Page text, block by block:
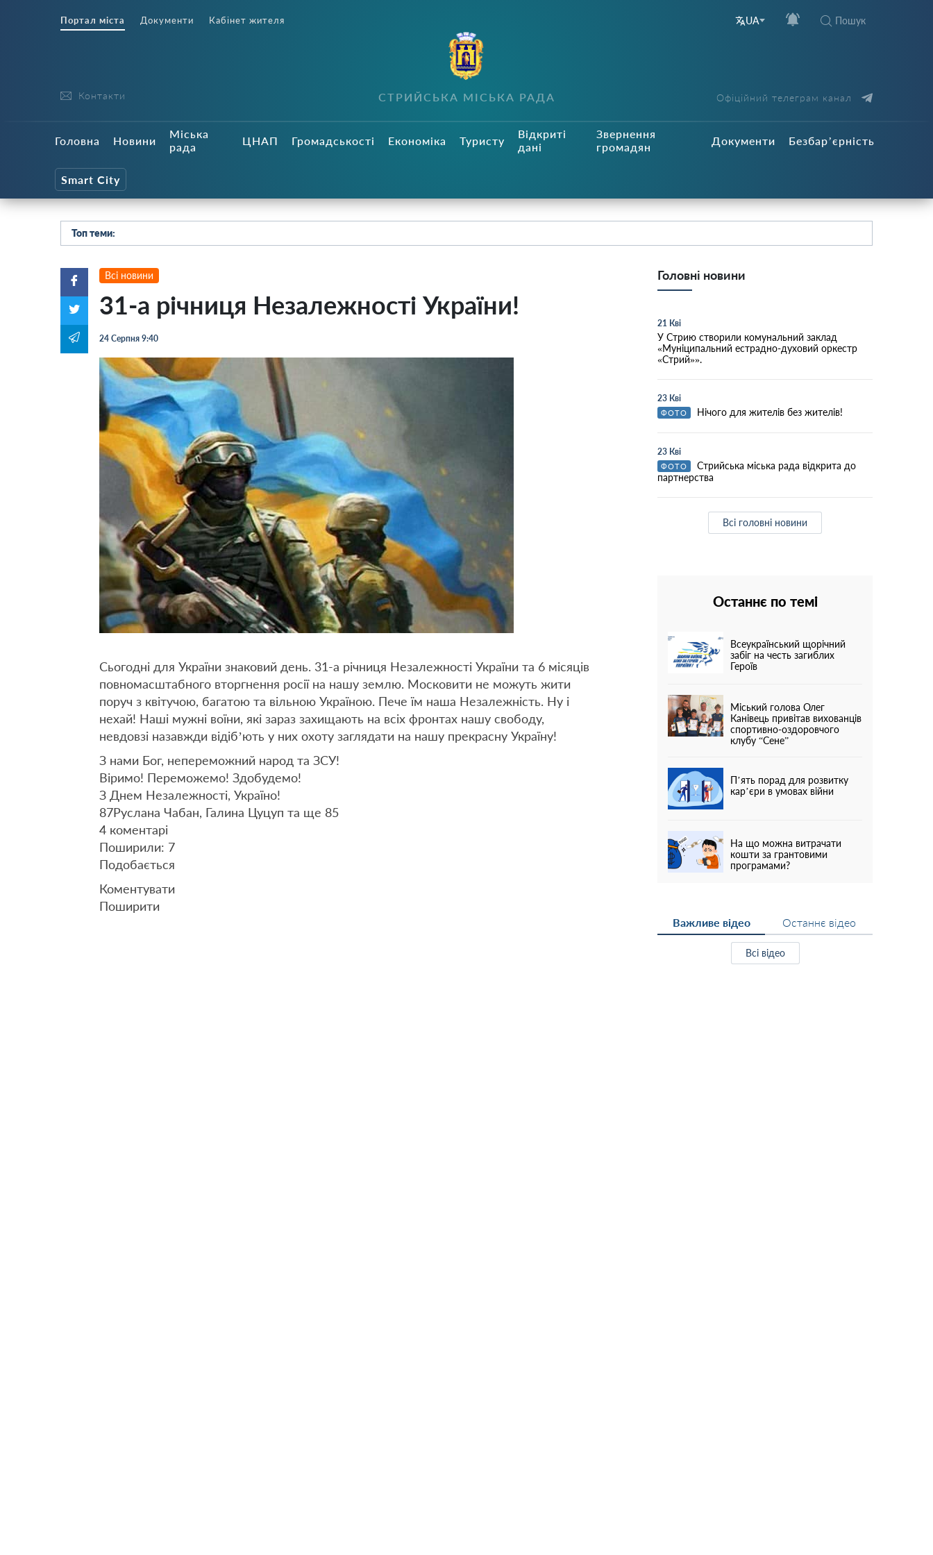
Портал міста Документи Кабінет жителя UA Пошук
Контакти СТРИЙСЬКА МІСЬКА РАДА Офіційний телеграм канал
Головна Новини
Міська
рада
ЦНАП Громадськості Економіка Туристу
Відкриті
дані
Звернення
громадян
Документи Безбар’єрність
Smart City
Топ теми:
Всі новини
31-а річниця Незалежності України!
24 Серпня 9:40
Сьогодні для України знаковий день. 31-а річниця Незалежності України та 6 місяців
повномасштабного вторгнення росії на нашу землю. Московити не можуть жити
поруч з квітучою, багатою та вільною Україною. Пече їм наша Незалежність. Ну і
нехай! Наші мужні воїни, які зараз захищають на всіх фронтах нашу свободу,
невдовзі назавжди відіб’ють у них охоту заглядати на нашу прекрасну Україну!
З нами Бог, непереможний народ та ЗСУ!
Віримо! Переможемо! Здобудемо!
З Днем Незалежності, Україно!
87Руслана Чабан, Галина Цуцуп та ще 85
4 коментарі
Поширили: 7
Подобається
Коментувати
Поширити
Головні новини
21 Кві
У Стрию створили комунальний заклад
«Муніципальний естрадно-духовий оркестр
«Стрий»».
23 Кві
ФОТО Нічого для жителів без жителів!
23 Кві
ФОТО
Стрийська міська рада відкрита до
партнерства
Всі головні новини
Останнє по темі
Всеукраїнський щорічний
забіг на честь загиблих
Героїв
Міський голова Олег
Канівець привітав вихованців
спортивно-оздоровчого
клубу “Сене”
П’ять порад для розвитку
кар’єри в умовах війни
На що можна витрачати
кошти за грантовими
програмами?
Важливе відео Останнє відео
Всі відео